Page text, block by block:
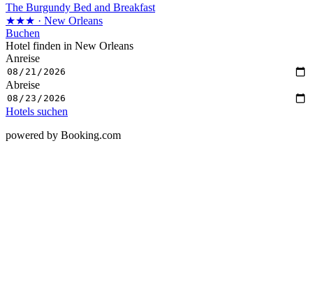
The Burgundy Bed and Breakfast
★★★ · New Orleans
Buchen
Hotel finden in New Orleans
Anreise
Abreise
Hotels suchen
powered by Booking.com